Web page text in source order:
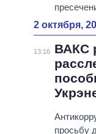
2 октября,
13:16
ВАКС
просьбу